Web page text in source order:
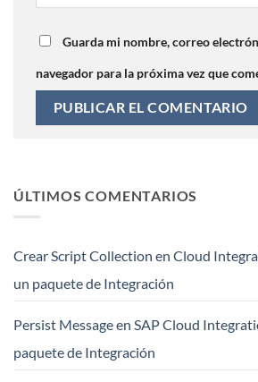
Guarda mi nombre, correo
navegador para la próxima vez que
ÚLTIMOS COMENTARIOS
Crear Script Collection en Cloud
un paquete de Integración
Persist Message en SAP Cloud
paquete de Integración